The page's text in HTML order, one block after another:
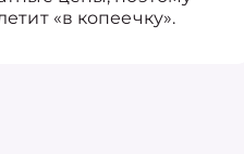
«в копеечку».